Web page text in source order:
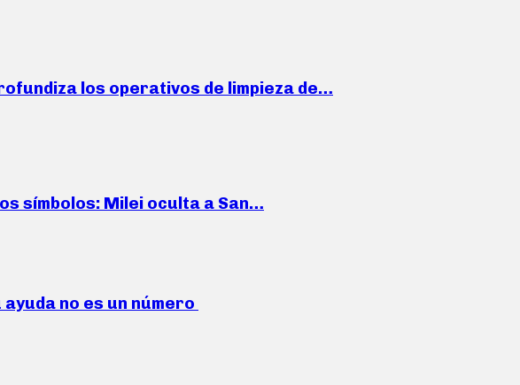
los operativos de limpieza de…
símbolos: Milei oculta a San…
no es un número